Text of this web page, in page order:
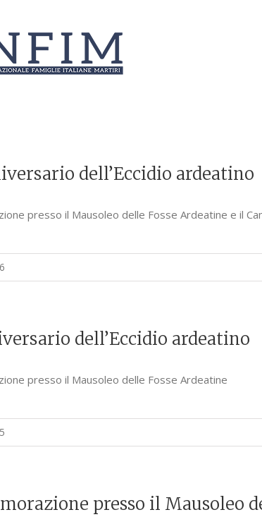
dell’Eccidio ardeatino
presso il Mausoleo delle Fosse Ardeatine e il
dell’Eccidio ardeatino
presso il Mausoleo delle Fosse Ardeatine
presso il Mausoleo